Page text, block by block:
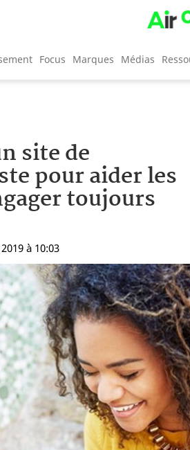
Focus Marques Médias
site de
pour aider les
toujours
à 10:03